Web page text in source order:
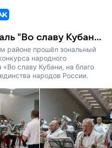
15.05.2026 г. Фестиваль "Во славу Кубани, на благо России"
районе прошёл зональный
народного
славу Кубани, на благо
народов России.